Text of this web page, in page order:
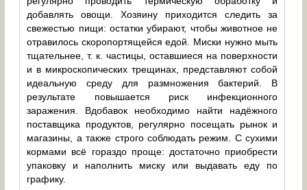
добавлять овощи. Хозяину приходится следить за
свежестью пищи: остатки убирают, чтобы животное не
отравилось скоропортящейся едой. Миски нужно мыть
тщательнее, т. к. частицы, оставшиеся на поверхности
и в микроскопических трещинах, представляют собой
идеальную среду для размножения бактерий. В
результате повышается риск инфекционного
заражения. Вдобавок необходимо найти надёжного
поставщика продуктов, регулярно посещать рынок и
магазины, а также строго соблюдать режим. С сухими
кормами всё гораздо проще: достаточно приобрести
упаковку и наполнить миску или выдавать еду по
графику.